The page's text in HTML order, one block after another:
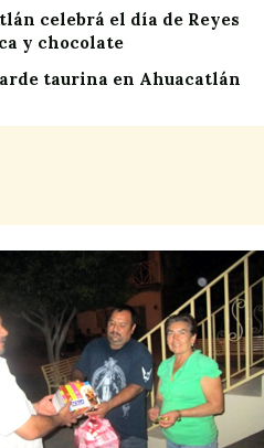
celebrá el día de Reyes
y chocolate
taurina en Ahuacatlán